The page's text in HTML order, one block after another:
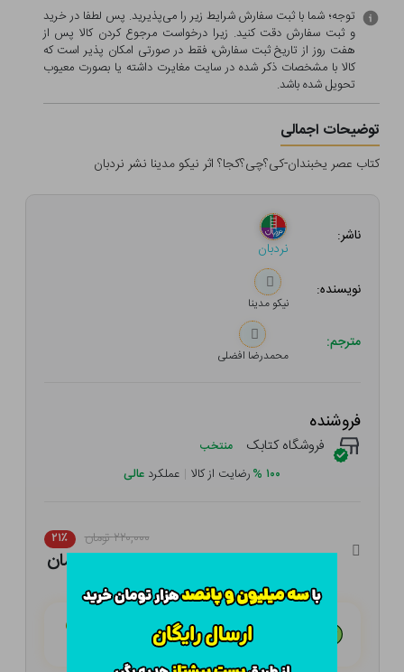
توجه؛ شما با ثبت سفارش شرایط زیر را می‌پذیرید. پس لطفا در خرید
و ثبت سفارش دقت کنید. زیرا درخواست مرجوع کردن کالا پس از
هفت روز از تاریخ ثبت سفارش، فقط در صورتی امکان پذیر است که
کالا با مشخصات ذکر شده در سایت مغایرت داشته یا بصورت معيوب
تحویل شده باشد.
توضیحات اجمالی
کتاب عصر یخبندان-کی؟چی؟کجا؟ اثر نیکو مدینا نشر نردبان
ناشر:
نردبان
نویسنده:
نیکو مدینا
مترجم:
محمدرضا افضلی
فروشنده
فروشگاه کتابک منتخب
۱۰۰ %رضایت از کالا | عملکرد عالی
۲۲۰,۰۰۰ تومان ۲۱٪
۱۷۳,۸۰۰ تومان
هـر قسط با تــرب‌پــی: